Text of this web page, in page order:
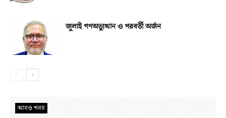
জুলাই গণঅভ্যুত্থান ও পরবর্তী অর্জন
আরও খবর